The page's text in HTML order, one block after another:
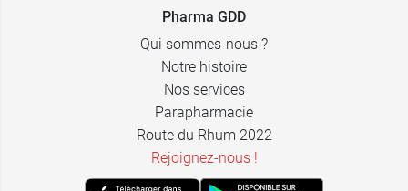
Pharma GDD
Qui sommes-nous ?
Notre histoire
Nos services
Parapharmacie
Route du Rhum 2022
Rejoignez-nous !